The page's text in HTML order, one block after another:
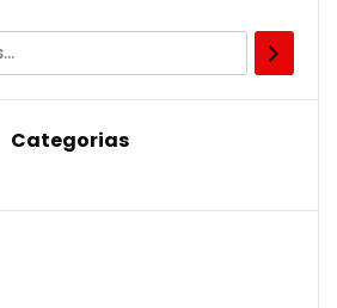
Categorias